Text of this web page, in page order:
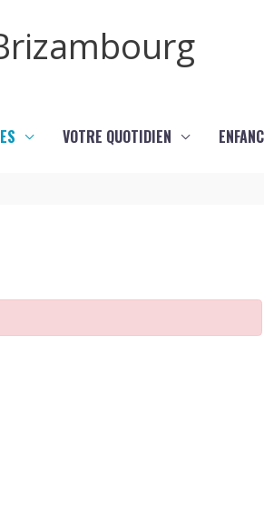
VOTRE QUOTIDIEN